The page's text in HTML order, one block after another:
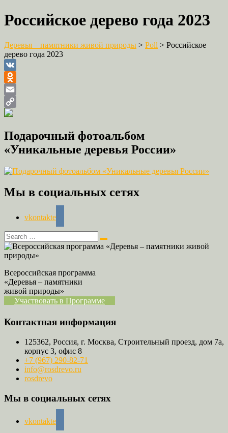
Российское дерево года 2023
Деревья – памятники живой природы > Poll > Российское
дерево года 2023
VK
Odnoklassniki
Email
Copy
Подарочный фотоальбом
«Уникальные деревья России»
Мы в социальных сетях
vkontakte
Всероссийская программа
«Деревья – памятники
живой природы»
Участвовать в Программе
Контактная информация
125362, Россия, г. Москва, Строительный проезд, дом 7а,
корпус 3, офис 8
+7 (967) 290-82-71
info@rosdrevo.ru
rosdrevo
Мы в социальных сетях
vkontakte